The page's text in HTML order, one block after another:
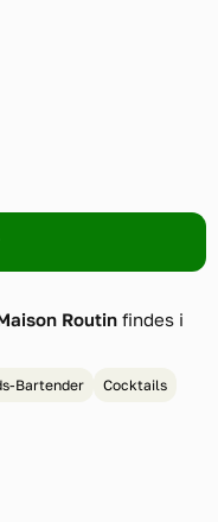
Routin findes i
Bartender
Cocktails